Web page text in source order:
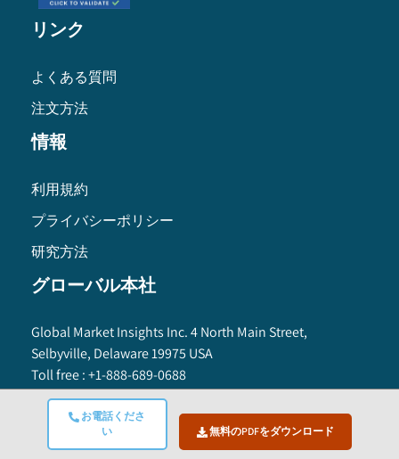
お電話くださ
い
無料のPDFをダウンロード
リンク
よくある質問
注文方法
情報
利用規約
プライバシーポリシー
研究方法
グローバル本社
Global Market Insights Inc. 4 North Main Street,
Selbyville, Delaware 19975 USA
Toll free :+1-888-689-0688
USA :+1-302-846-7766
+65-3129-7718
sales@gminsights.com